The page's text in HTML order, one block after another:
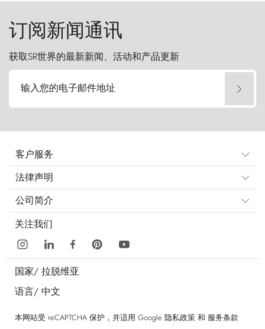
订阅新闻通讯
获取SR世界的最新新闻、活动和产品更新
输入您的电子邮件地址
客户服务
法律声明
公司简介
关注我们
国家/ 拉脱维亚
语言/ 中文
本网站受 reCAPTCHA 保护，并适用 Google 隐私政策 和 服务条款